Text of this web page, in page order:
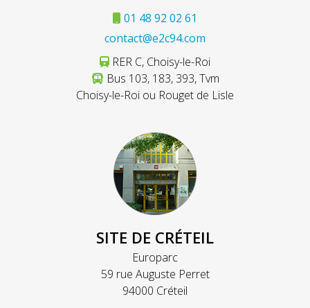
01 48 92 02 61
contact@e2c94.com
RER C, Choisy-le-Roi
Bus 103, 183, 393, Tvm
Choisy-le-Roi ou Rouget de Lisle
SITE DE CRÉTEIL
Europarc
59 rue Auguste Perret
94000 Créteil